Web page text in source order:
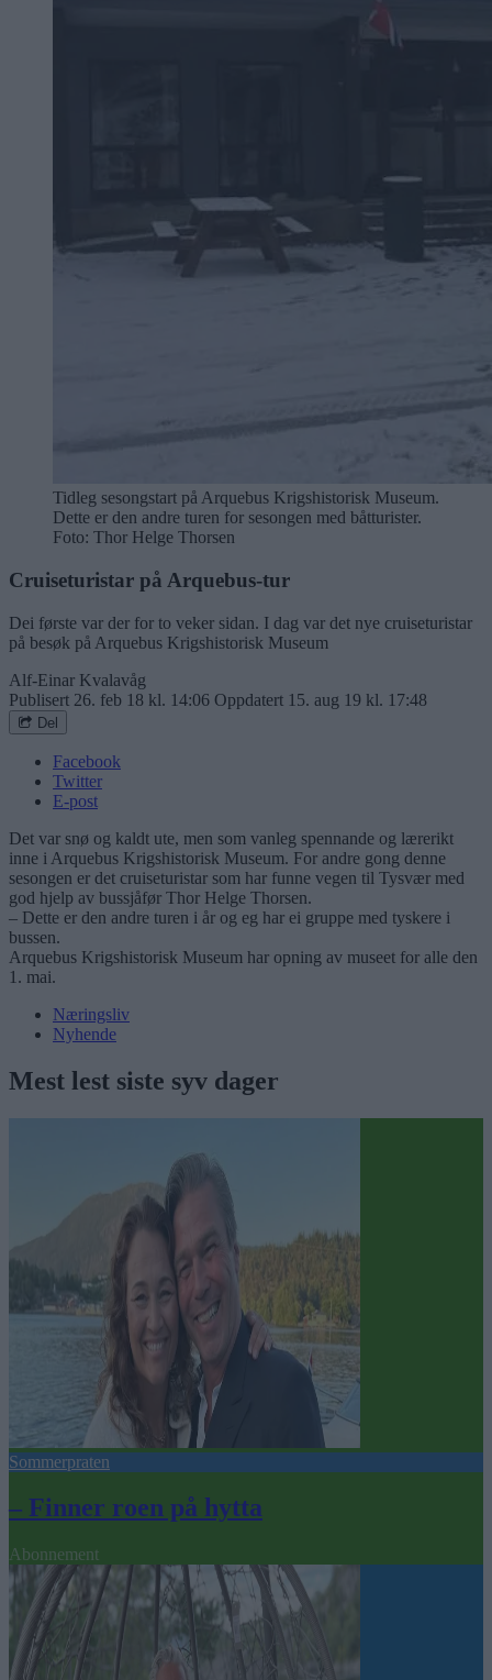
Tidleg sesongstart på Arquebus Krigshistorisk Museum.
Dette er den andre turen for sesongen med båtturister.
Foto: Thor Helge Thorsen
Cruiseturistar på Arquebus-tur
Dei første var der for to veker sidan. I dag var det nye cruiseturistar
på besøk på Arquebus Krigshistorisk Museum
Alf-Einar Kvalavåg
Publisert 26. feb 18 kl. 14:06 Oppdatert 15. aug 19 kl. 17:48
Del
Facebook
Twitter
E-post
Det var snø og kaldt ute, men som vanleg spennande og lærerikt
inne i Arquebus Krigshistorisk Museum. For andre gong denne
sesongen er det cruiseturistar som har funne vegen til Tysvær med
god hjelp av bussjåfør Thor Helge Thorsen.
– Dette er den andre turen i år og eg har ei gruppe med tyskere i
bussen.
Arquebus Krigshistorisk Museum har opning av museet for alle den
1. mai.
Næringsliv
Nyhende
Mest lest siste syv dager
Sommerpraten
– Finner roen på hytta
Abonnement